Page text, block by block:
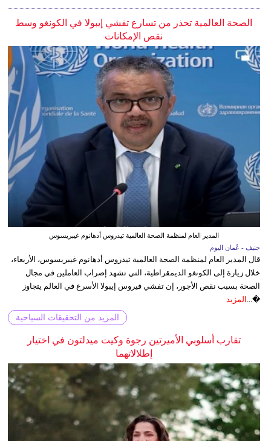
الصحة العالمية تحذر من تسارع تفشي إيبولا في الكونغو وسط
نقص الإمكانات
المدير العام لمنظمة الصحة العالمية تيدروس أدهانوم غيبريسوس
جنيف - عُمان اليوم
قال المدير العام لمنظمة الصحة العالمية تيدروس أدهانوم غيبريسوس، الأربعاء،
خلال زيارة إلى الكونغو الديمقراطية، التي تشهد إضراب العاملين في مجال
الصحة بسبب نقص الأجور، إن تفشي فيروس إيبولا الأسرع في العالم يتجاوز
�...
المزيد
المزيد من التحقيقات السياحية
تقارب أسلوبي الأميرتين رجوة وكيت ميدلتون في اختيار
إطلالاتهما